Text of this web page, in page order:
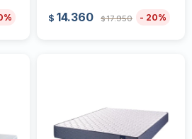
$ 14.360 $17.950 20